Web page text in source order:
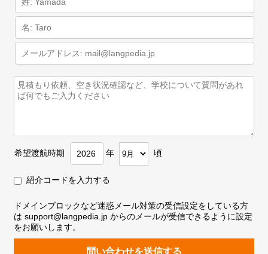
希望渡航時期 年 頃
紹介コードを入力する
ドメインブロックなど迷惑メール対策の受信設定をしている方
は support@langpedia.jp からのメールが受信できるように設定
をお願いします。
問い合わせを送信する